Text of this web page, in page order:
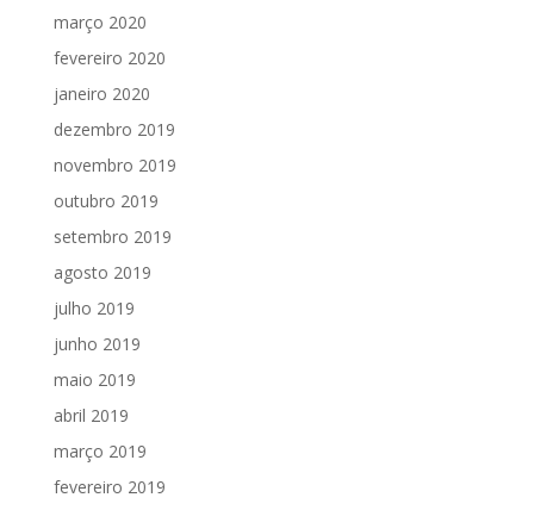
março 2020
fevereiro 2020
janeiro 2020
dezembro 2019
novembro 2019
outubro 2019
setembro 2019
agosto 2019
julho 2019
junho 2019
maio 2019
abril 2019
março 2019
fevereiro 2019